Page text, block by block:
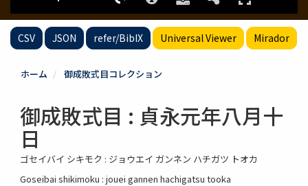
CSV JSON refer/BibIX Universal Viewer Mirador
ホーム 御成敗式目コレクション
御成敗式目 : 貞永元年八月十
日
ゴセイバイ シキモク : ジョウエイ ガンネン ハチガツ トオカ
Goseibai shikimoku : jouei gannen hachigatsu tooka